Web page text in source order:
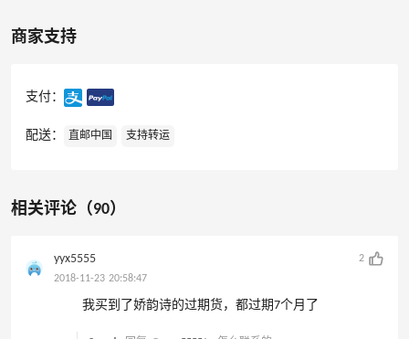
商家支持
支付：
配送： 直邮中国 支持转运
相关评论（90）
yyx5555
2
2018-11-23 20:58:47
我买到了娇韵诗的过期货，都过期7个月了